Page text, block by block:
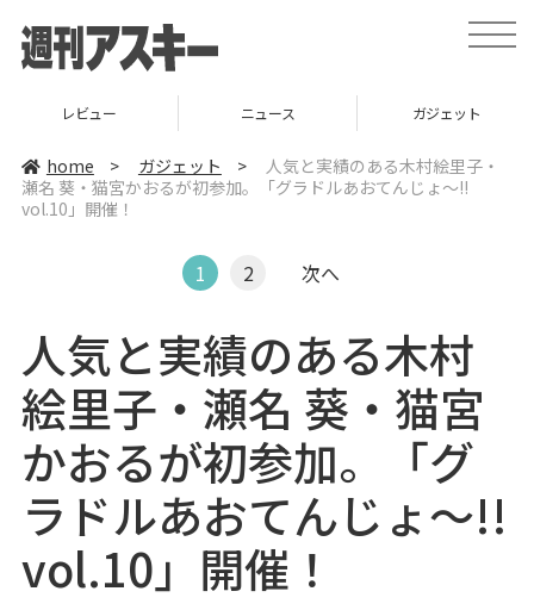
t
o
v
ニュース ガジェット ゲーム
home > ガジェット >
人気と実績のある木村絵里子・
瀬名 葵・猫宮かおるが初参加。「グラドルあおてんじょ～!!
vol.10」開催！
1 2 次へ
人気と実績のある木村
絵里子・瀬名 葵・猫宮
かおるが初参加。「グ
ラドルあおてんじょ～!!
vol.10」開催！